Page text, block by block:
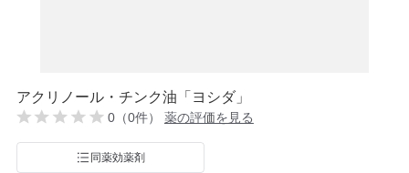
アクリノール・チンク油「ヨシダ」
0（0件） 薬の評価を見る
同薬効薬剤